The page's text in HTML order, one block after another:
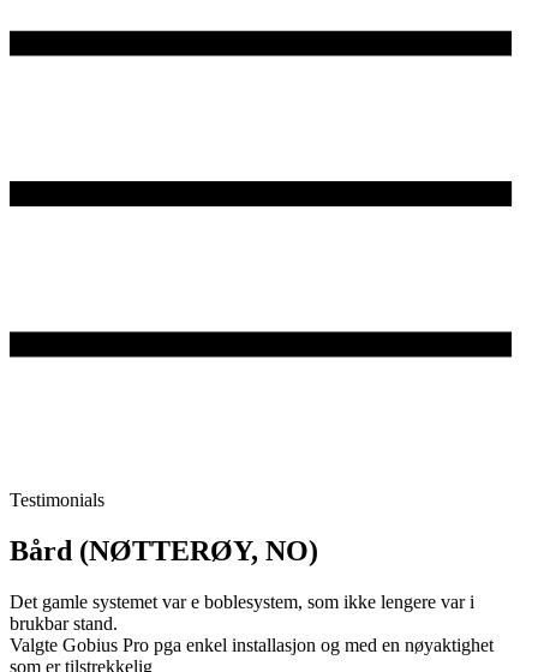
Testimonials
Bård (NØTTERØY, NO)
Det gamle systemet var e boblesystem, som ikke lengere var i
brukbar stand.
Valgte Gobius Pro pga enkel installasjon og med en nøyaktighet
som er tilstrekkelig